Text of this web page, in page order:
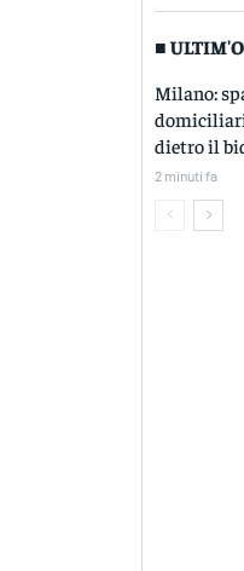
■
Milano:
dietro il
2 minuti fa